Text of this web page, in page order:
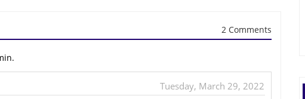
2 Comments
Tuesday, March 29, 2022